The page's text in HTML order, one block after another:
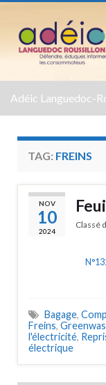
Adéic Languedoc-
TAG: FREINS
NOV
10
2024
Classé
Bagage,
Freins,
l'électricité,
électrique